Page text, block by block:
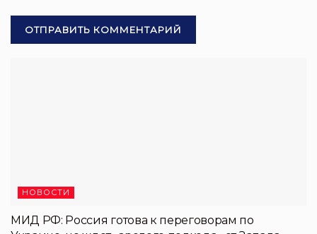
НОВОСТИ
МИД РФ: Россия готова к переговорам по